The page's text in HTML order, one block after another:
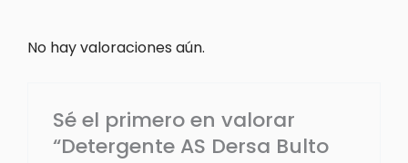
No hay valoraciones aún.
Sé el primero en valorar
“Detergente AS Dersa Bulto